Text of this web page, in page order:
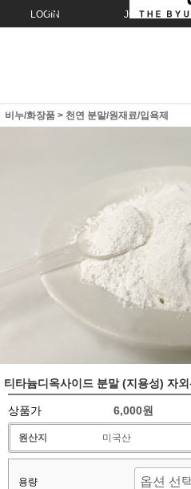
LOGIN JOIN
비누/화장품 > 천연 분말/원재료/입욕제
티타늄디옥사이드 분말 (지용성) 자
상품가 6,000원
원산지 미국산
용량